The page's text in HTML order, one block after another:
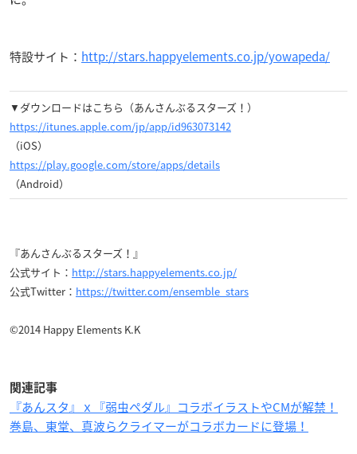
特設サイト： http://stars.happyelements.co.jp/yowapeda/
▼ダウンロードはこちら（あんさんぶるスターズ！）
https://itunes.apple.com/jp/app/id963073142
（iOS）
https://play.google.com/store/apps/details
（Android）
『あんさんぶるスターズ！』
公式サイト： http://stars.happyelements.co.jp/
公式Twitter： https://twitter.com/ensemble_stars
©2014 Happy Elements K.K
関連記事
『あんスタ』ｘ『弱虫ペダル』コラボイラストやCMが解禁！
巻島、東堂、真波らクライマーがコラボカードに登場！